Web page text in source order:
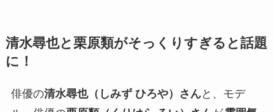
清水尋也と栗原類がそっくりすぎると話題
に！
俳優の清水尋也（しみず ひろや）さんと、モデ